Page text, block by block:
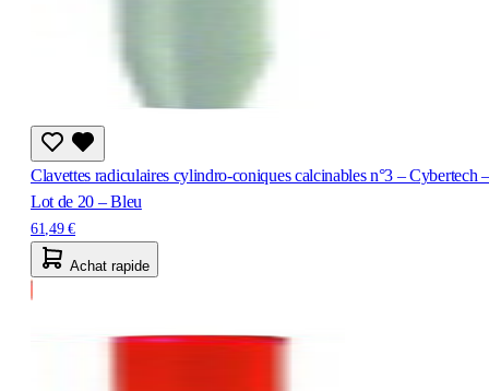
Clavettes radiculaires cylindro-coniques calcinables n°3 – Cybertech –
Lot de 20 – Bleu
61,49 €
Achat rapide